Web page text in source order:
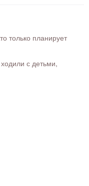
только планирует
с детьми,